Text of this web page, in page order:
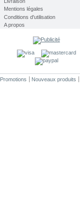
Mentions légales
Conditions d'utilisation
A propos
Promotions Nouveaux produits